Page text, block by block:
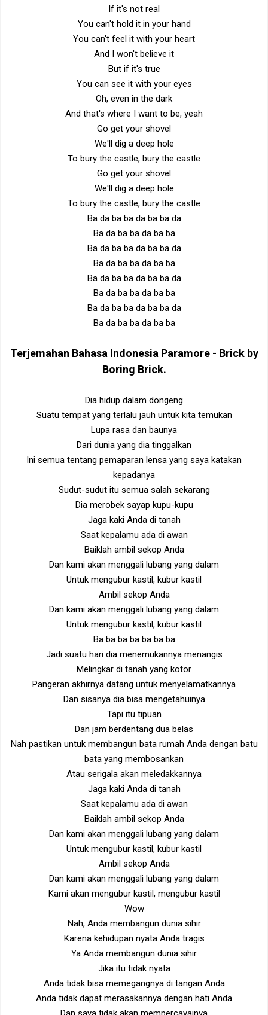
If it's not real
You can't hold it in your hand
You can't feel it with your heart
And I won't believe it
But if it's true
You can see it with your eyes
Oh, even in the dark
And that's where I want to be, yeah
Go get your shovel
We'll dig a deep hole
To bury the castle, bury the castle
Go get your shovel
We'll dig a deep hole
To bury the castle, bury the castle
Ba da ba ba da ba ba da
Ba da ba ba da ba ba
Ba da ba ba da ba ba da
Ba da ba ba da ba ba
Ba da ba ba da ba ba da
Ba da ba ba da ba ba
Ba da ba ba da ba ba da
Ba da ba ba da ba ba
Terjemahan Bahasa Indonesia Paramore - Brick by
Boring Brick.
Dia hidup dalam dongeng
Suatu tempat yang terlalu jauh untuk kita temukan
Lupa rasa dan baunya
Dari dunia yang dia tinggalkan
Ini semua tentang pemaparan lensa yang saya katakan
kepadanya
Sudut-sudut itu semua salah sekarang
Dia merobek sayap kupu-kupu
Jaga kaki Anda di tanah
Saat kepalamu ada di awan
Baiklah ambil sekop Anda
Dan kami akan menggali lubang yang dalam
Untuk mengubur kastil, kubur kastil
Ambil sekop Anda
Dan kami akan menggali lubang yang dalam
Untuk mengubur kastil, kubur kastil
Ba ba ba ba ba ba ba
Jadi suatu hari dia menemukannya menangis
Melingkar di tanah yang kotor
Pangeran akhirnya datang untuk menyelamatkannya
Dan sisanya dia bisa mengetahuinya
Tapi itu tipuan
Dan jam berdentang dua belas
Nah pastikan untuk membangun bata rumah Anda dengan batu
bata yang membosankan
Atau serigala akan meledakkannya
Jaga kaki Anda di tanah
Saat kepalamu ada di awan
Baiklah ambil sekop Anda
Dan kami akan menggali lubang yang dalam
Untuk mengubur kastil, kubur kastil
Ambil sekop Anda
Dan kami akan menggali lubang yang dalam
Kami akan mengubur kastil, mengubur kastil
Wow
Nah, Anda membangun dunia sihir
Karena kehidupan nyata Anda tragis
Ya Anda membangun dunia sihir
Jika itu tidak nyata
Anda tidak bisa memegangnya di tangan Anda
Anda tidak dapat merasakannya dengan hati Anda